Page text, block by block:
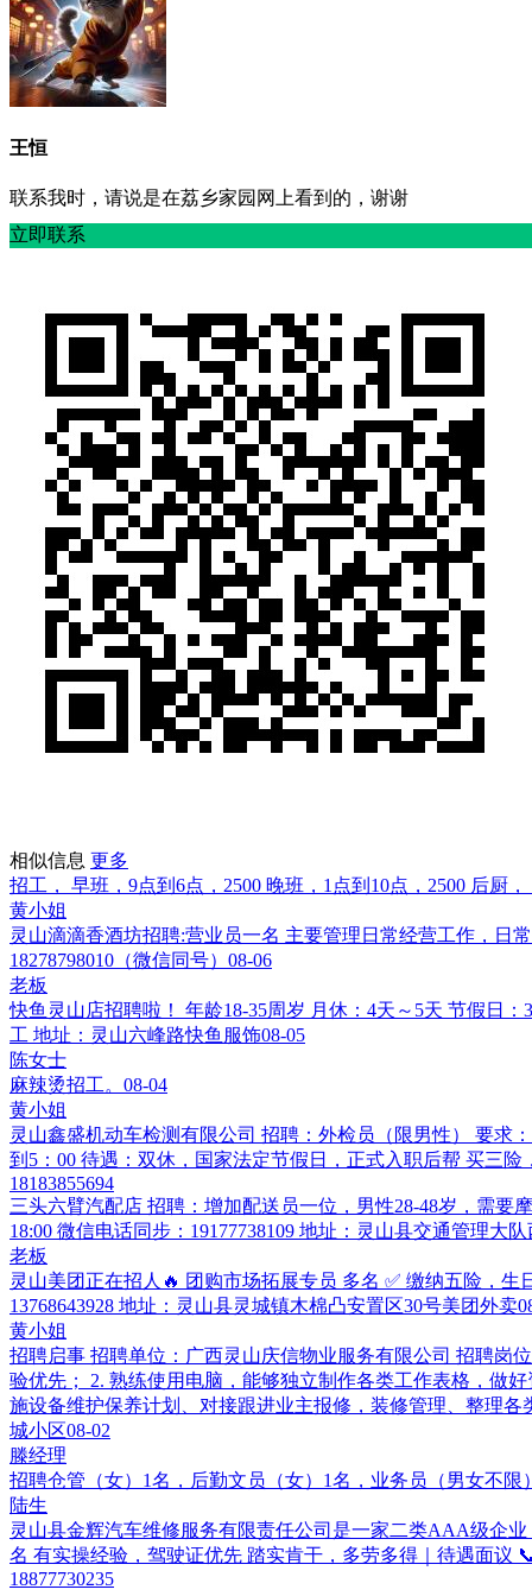
王恒
联系我时，请说是在荔乡家园网上看到的，谢谢
立即联系
相似信息 更多
招工， 早班，9点到6点，2500 晚班，1点到10点，2500 后厨
黄小姐
灵山滴滴香酒坊招聘:营业员一名 主要管理日常经营工作，日
18278798010（微信同号） 08-06
老板
快鱼灵山店招聘啦！ 年龄18-35周岁 月休：4天～5天 节假日
工 地址：灵山六峰路快鱼服饰08-05
陈女士
麻辣烫招工。 08-04
黄小姐
灵山鑫盛机动车检测有限公司 招聘：外检员（限男性） 要求
到5：00 待遇：双休，国家法定节假日，正式入职后帮 买三
18183855694
三头六臂汽配店 招聘：增加配送员一位，男性28-48岁，需要
18:00 微信电话同步：19177738109 地址：灵山县交通管理大
老板
灵山美团正在招人🔥 团购市场拓展专员 多名 ✅ 缴纳五险，
13768643928 地址：灵山县灵城镇木棉凸安置区30号美团外卖
黄小姐
招聘启事 招聘单位：广西灵山庆信物业服务有限公司 招聘岗
验优先； 2. 熟练使用电脑，能够独立制作各类工作表格，做
施设备维护保养计划、对接跟进业主报修，装修管理、整理
城小区08-02
滕经理
招聘仓管（女）1名，后勤文员（女）1名，业务员（男女不限
陆生
灵山县金辉汽车维修服务有限责任公司是一家二类AAA级企
名 有实操经验，驾驶证优先 踏实肯干，多劳多得｜待遇面议
18877730235